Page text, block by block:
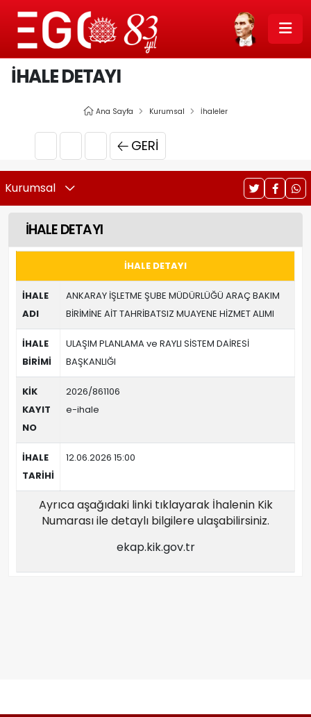
İHALE DETAYI
Ana Sayfa Kurumsal İhaleler
GERI
Kurumsal
İHALE DETAYI
İHALE DETAYI
İHALE
ADI
ANKARAY İŞLETME ŞUBE MÜDÜRLÜĞÜ ARAÇ BAKIM
BİRİMİNE AİT TAHRİBATSIZ MUAYENE HİZMET ALIMI
İHALE
BİRİMİ
ULAŞIM PLANLAMA ve RAYLI SİSTEM DAİRESİ
BAŞKANLIĞI
KİK
KAYIT
NO
2026/861106
e-ihale
İHALE
TARİHİ
12.06.2026 15:00
Ayrıca aşağıdaki linki tıklayarak İhalenin Kik
Numarası ile detaylı bilgilere ulaşabilirsiniz.
ekap.kik.gov.tr